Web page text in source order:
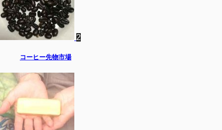
2
コーヒー先物市場